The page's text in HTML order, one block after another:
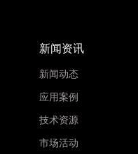
新闻资讯
新闻动态
应用案例
技术资源
市场活动